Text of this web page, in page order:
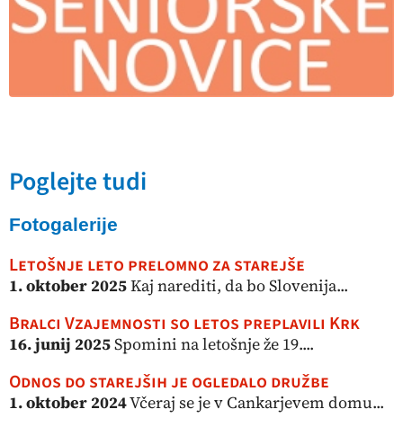
Poglejte tudi
Fotogalerije
Letošnje leto prelomno za starejše
1. oktober 2025Kaj narediti, da bo Slovenija...
Bralci Vzajemnosti so letos preplavili Krk
16. junij 2025Spomini na letošnje že 19....
Odnos do starejših je ogledalo družbe
1. oktober 2024Včeraj se je v Cankarjevem domu...